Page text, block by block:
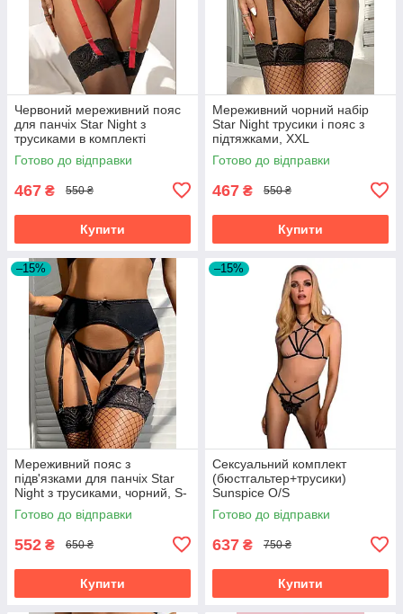
Червоний мереживний пояс
для панчіх Star Night з
трусиками в комплекті
Готово до відправки
467 ₴ 550 ₴
Купити
Мереживний чорний набір
Star Night трусики і пояс з
підтяжками, XXL
Готово до відправки
467 ₴ 550 ₴
Купити
–15%
Мереживний пояс з
підв'язками для панчіх Star
Night з трусиками, чорний, S-
M
Готово до відправки
552 ₴ 650 ₴
Купити
–15%
Сексуальний комплект
(бюстгальтер+трусики)
Sunspice O/S
Готово до відправки
637 ₴ 750 ₴
Купити